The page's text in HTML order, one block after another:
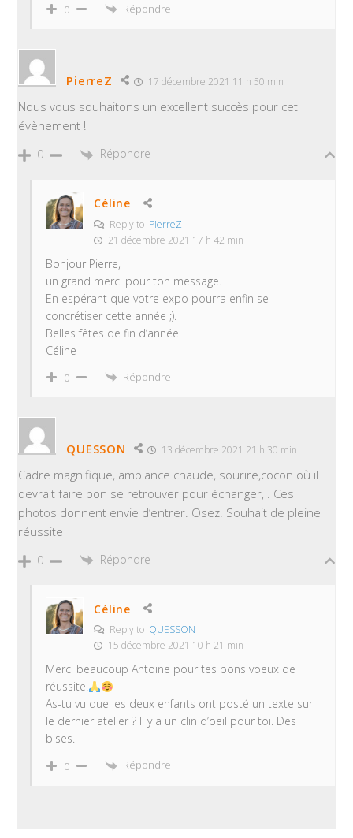
0 Répondre
PierreZ 17 décembre 2021 11 h 50 min
Nous vous souhaitons un excellent succès pour cet
évènement !
0 Répondre
Céline
Reply to PierreZ
21 décembre 2021 17 h 42 min
Bonjour Pierre,
un grand merci pour ton message.
En espérant que votre expo pourra enfin se
concrétiser cette année ;).
Belles fêtes de fin d’année.
Céline
0 Répondre
QUESSON 13 décembre 2021 21 h 30 min
Cadre magnifique, ambiance chaude, sourire,cocon où il
devrait faire bon se retrouver pour échanger, . Ces
photos donnent envie d’entrer. Osez. Souhait de pleine
réussite
0 Répondre
Céline
Reply to QUESSON
15 décembre 2021 10 h 21 min
Merci beaucoup Antoine pour tes bons voeux de
réussite.
As-tu vu que les deux enfants ont posté un texte sur
le dernier atelier ? Il y a un clin d’oeil pour toi. Des
bises.
0 Répondre